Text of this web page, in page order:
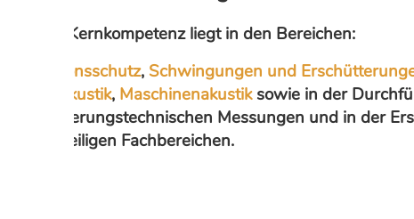
Unsere Kernkompetenz liegt in den Bereichen:
Immissionsschutz, Schwingungen und
Elektroakustik, Maschinenakustiksowie in der
erschütterungstechnischen Messungen und in der
den jeweiligen Fachbereichen.